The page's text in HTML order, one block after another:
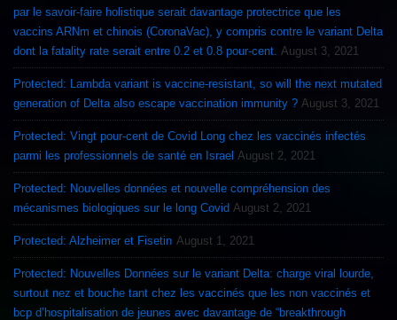
par le savoir-faire holistique serait davantage protectrice que les
vaccins ARNm et chinois (CoronaVac), y compris contre le variant Delta
dont la fatality rate serait entre 0.2 et 0.8 pour-cent. August 3, 2021
Protected: Lambda variant is vaccine-resistant, so will the next mutated
generation of Delta also escape vaccination immunity ? August 3, 2021
Protected: Vingt pour-cent de Covid Long chez les vaccinés infectés
parmi les professionnels de santé en Israel August 2, 2021
Protected: Nouvelles données et nouvelle compréhension des
mécanismes biologiques sur le long Covid August 2, 2021
Protected: Alzheimer et Fisetin August 1, 2021
Protected: Nouvelles Données sur le variant Delta: charge viral lourde,
surtout nez et bouche tant chez les vaccinés que les non vaccinés et
bcp d’hospitalisation de jeunes avec davantage de “breakthrough